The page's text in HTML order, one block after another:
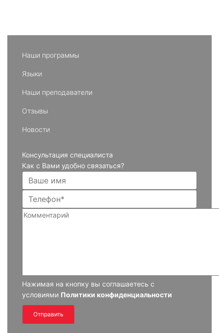
Наши программы
Языки
Наши преподаватели
Отзывы
Новости
Консультация специалиста
Как с Вами удобно связаться?
Нажимая на кнопку вы соглашаетесь с
условиями Политики конфиденциальности
Отправить